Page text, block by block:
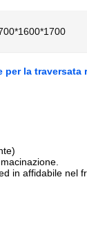
la traversata
in affidabile nel